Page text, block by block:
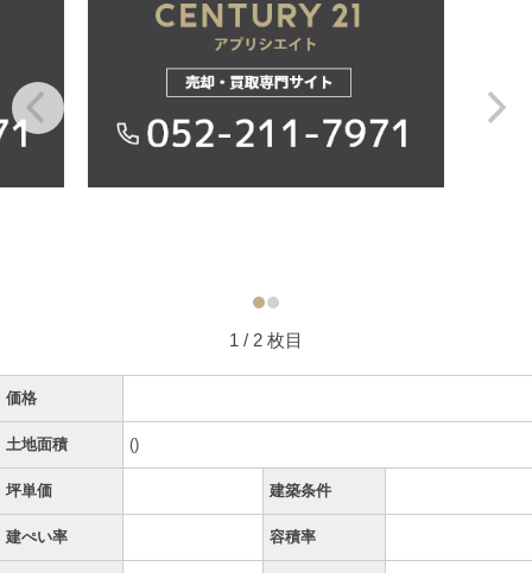
1 / 2 枚目
価格
土地面積 ()
坪単価 建築条件
建ぺい率 容積率